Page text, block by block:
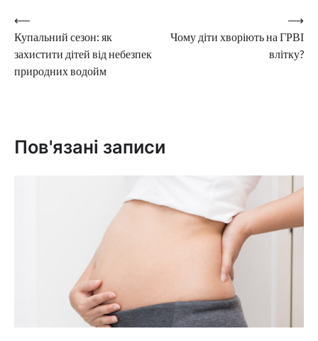
Навігація
записів
⟵
Купальний сезон: як
захистити дітей від небезпек
природних водойм
Чому діти хворіють на ГРВІ
влітку?
⟶
Пов'язані записи